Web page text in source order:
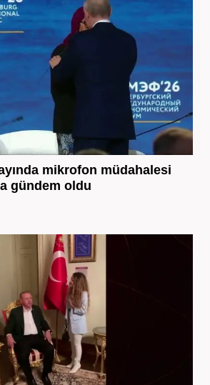
mikrofon müdahalesi
gündem oldu